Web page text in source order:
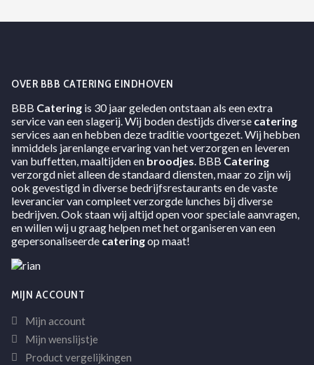
OVER BBB CATERING EINDHOVEN
BBB Catering is 30 jaar geleden ontstaan als een extra
service van een slagerij. Wij boden destijds diverse catering
services aan en hebben deze traditie voortgezet. Wij hebben
inmiddels jarenlange ervaring van het verzorgen en leveren
van buffetten, maaltijden en broodjes. BBB Catering
verzorgd niet alleen de standaard diensten, maar zo zijn wij
ook gevestigd in diverse bedrijfsrestaurants en de vaste
leverancier van compleet verzorgde lunches bij diverse
bedrijven. Ook staan wij altijd open voor speciale aanvragen,
en willen wij u graag helpen met het organiseren van een
gepersonaliseerde cateringop maat!
MIJN ACCOUNT
Mijn account
Mijn wenslijstje
Product vergelijkingen